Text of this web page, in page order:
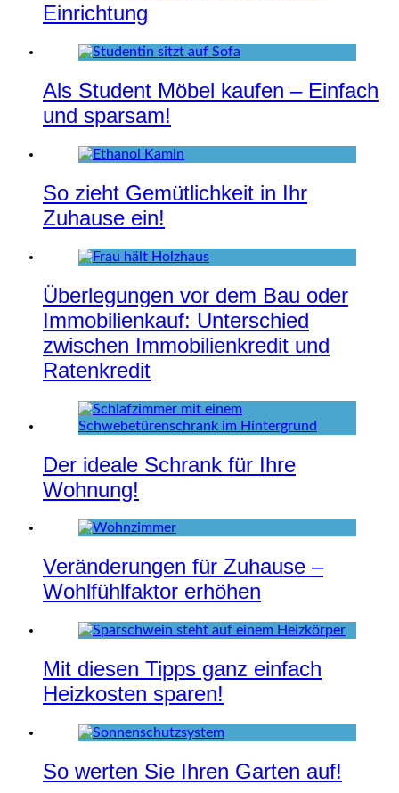
Einrichtung
Als Student Möbel kaufen – Einfach
und sparsam!
So zieht Gemütlichkeit in Ihr
Zuhause ein!
Überlegungen vor dem Bau oder
Immobilienkauf: Unterschied
zwischen Immobilienkredit und
Ratenkredit
Der ideale Schrank für Ihre
Wohnung!
Veränderungen für Zuhause –
Wohlfühlfaktor erhöhen
Mit diesen Tipps ganz einfach
Heizkosten sparen!
So werten Sie Ihren Garten auf!